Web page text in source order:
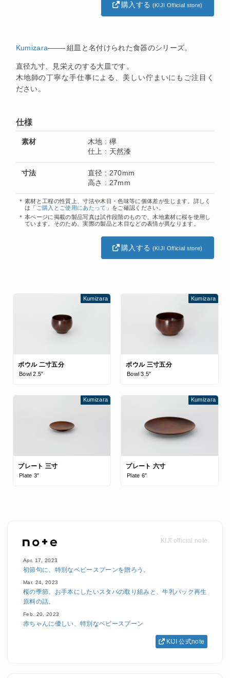
購入する (KIJI Official store)
Kumizara―組皿と名付けられた食器のシリーズ。
直径九寸、見栄えのする大皿です。
木地師の丁寧な手仕事による、美しい佇まいにもご注目く
ださい。
仕様
素材
木地 : 欅
仕上 : 天然漆
寸法
直径 : 270mm
高さ : 27mm
素材と工程の性質上、寸法や木目・色味等に個体差が生じます。詳しく
は「 ご購入とご使用にあたって 」をご確認ください。
本ページに掲載の製品写真は試作段階のもので、木地素材に桜を使用し
ています。そのため、実際の製品と木目などの表情が異なります。
購入する (KIJI Official store)
Kumizara
ボウル 二寸五分
Bowl 2.5″
Kumizara
ボウル 三寸五分
Bowl 3.5″
Kumizara
プレート 三寸
Plate 3″
Kumizara
プレート 六寸
Plate 6″
KIJI official note
Apr. 17, 2023
初節句に、特別なベビースプーンを贈ろう。
Mar. 24, 2023
桜の季節。お手本にしたいスタバの取り組みと、牛乳パック再生
原料の話。
Feb. 20, 2023
赤ちゃんに優しい、特別なベビースプーン
KIJI 公式note